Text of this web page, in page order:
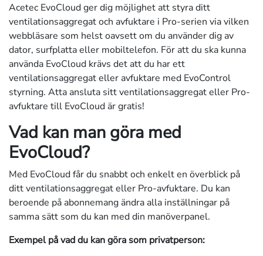
Acetec EvoCloud ger dig möjlighet att styra ditt
ventilationsaggregat och avfuktare i Pro-serien via vilken
webbläsare som helst oavsett om du använder dig av
dator, surfplatta eller mobiltelefon. För att du ska kunna
använda EvoCloud krävs det att du har ett
ventilationsaggregat eller avfuktare med EvoControl
styrning. Atta ansluta sitt ventilationsaggregat eller Pro-
avfuktare till EvoCloud är gratis!
Vad kan man göra med
EvoCloud?
Med EvoCloud får du snabbt och enkelt en överblick på
ditt ventilationsaggregat eller Pro-avfuktare. Du kan
beroende på abonnemang ändra alla inställningar på
samma sätt som du kan med din manöverpanel.
Exempel på vad du kan göra som privatperson: